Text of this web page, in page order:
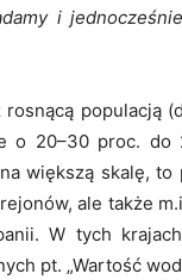
i
populacją
o 20–30 proc.
większą skalę,
ale także
W tych
pt. „Wartość